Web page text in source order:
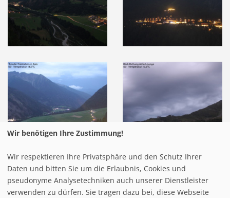
Wir benötigen Ihre Zustimmung!
Wir respektieren Ihre Privatsphäre und den Schutz Ihrer
Daten und bitten Sie um die Erlaubnis, Cookies und
pseudonyme Analysetechniken auch unserer Dienstleister
verwenden zu dürfen. Sie tragen dazu bei, diese Webseite